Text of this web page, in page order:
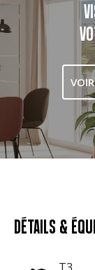
DÉTAILS &